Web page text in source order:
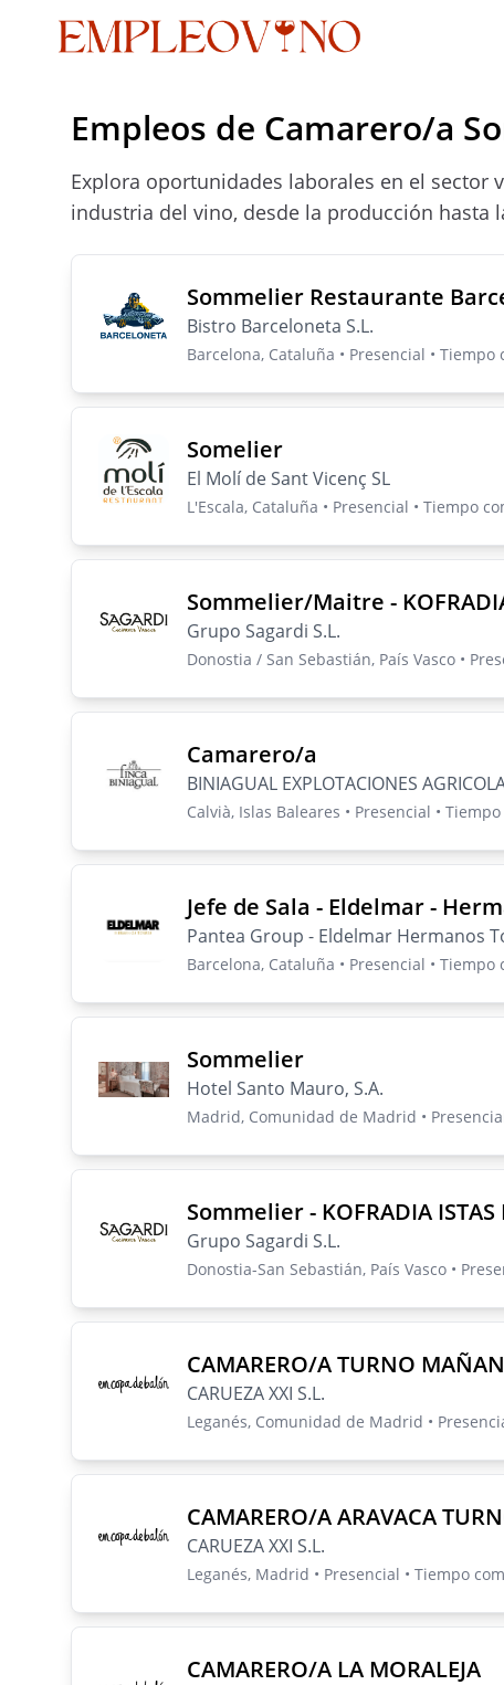
Empleos de Camarero/a
Explora oportunidades laborales en el
industria del vino, desde la producción hasta
Sommelier Restaurante
Bistro Barceloneta S.L.
Barcelona, Cataluña • Presencial • Tiempo
Somelier
El Molí de Sant Vicenç SL
L'Escala, Cataluña • Presencial • Tiempo
Sommelier/Maitre -
Grupo Sagardi S.L.
Donostia / San Sebastián, País Vasco •
Camarero/a
BINIAGUAL EXPLOTACIONES
Calvià, Islas Baleares • Presencial •
Jefe de Sala - Eldelmar -
Pantea Group - Eldelmar Hermanos
Barcelona, Cataluña • Presencial • Tiempo
Sommelier
Hotel Santo Mauro, S.A.
Madrid, Comunidad de Madrid •
Sommelier - KOFRADIA ISTAS
Grupo Sagardi S.L.
Donostia-San Sebastián, País Vasco •
CAMARERO/A TURNO
CARUEZA XXI S.L.
Leganés, Comunidad de Madrid •
CAMARERO/A ARAVACA
CARUEZA XXI S.L.
Leganés, Madrid • Presencial • Tiempo
CAMARERO/A LA MORALEJA